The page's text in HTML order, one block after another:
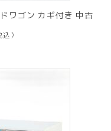
ワゴン カギ付き 中古
）